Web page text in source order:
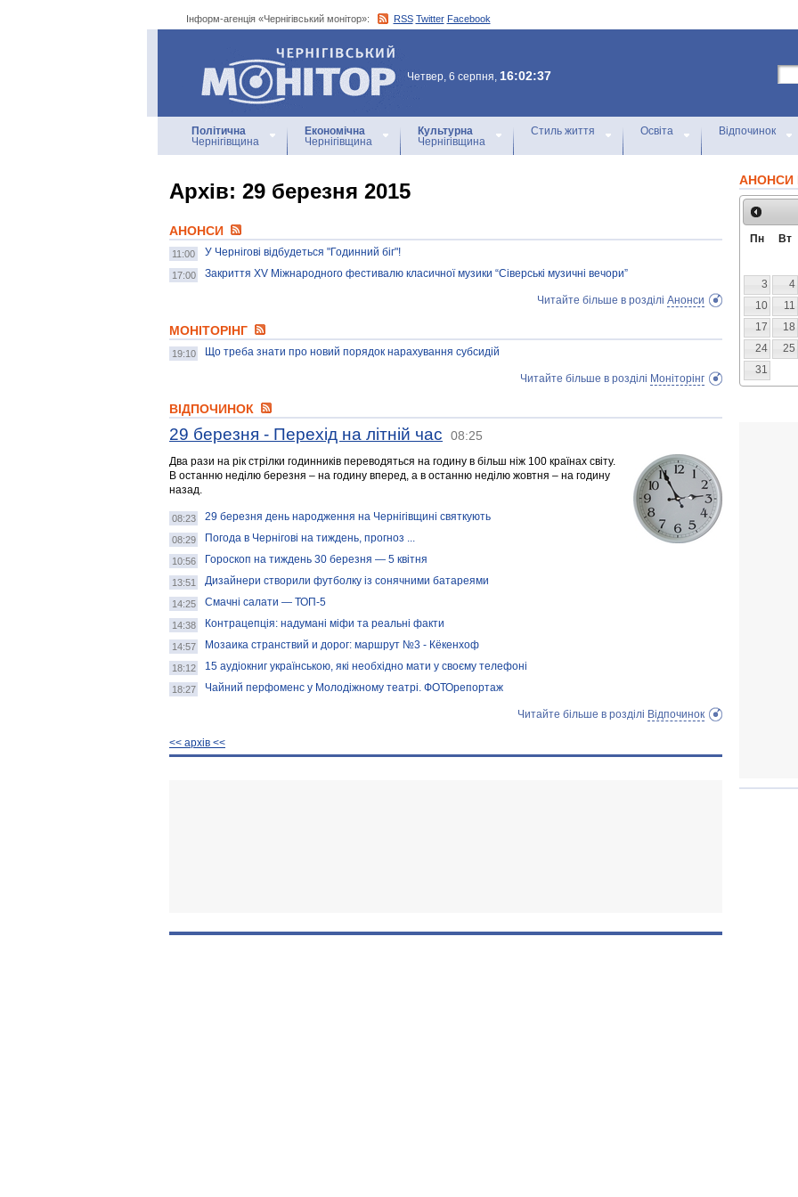
Інформ-агенція «Чернігівський монітор»: RSS Twitter Facebook
Інформ-агенція
«Чернігівський монітор»
Четвер, 6 серпня, 16:02:37
Політична
Чернігівщина
Економічна
Чернігівщина
Культурна
Чернігівщина
Стиль життя Освіта Відпочинок
Архiв: 29 березня 2015
АНОНСИ
11:00 У Чернігові відбудеться "Годинний біг"!
17:00 Закриття ХV Міжнародного фестивалю класичної музики “Сіверські музичні вечори”
Читайте більше в розділі Анонси
МОНІТОРІНГ
19:10 Що треба знати про новий порядок нарахування субсидій
Читайте більше в розділі Моніторінг
ВІДПОЧИНОК
29 березня - Перехід на літній час 08:25
Два рази на рік стрілки годинників переводяться на годину в більш ніж 100 країнах світу.
В останню неділю березня – на годину вперед, а в останню неділю жовтня – на годину
назад.
08:23 29 березня день народження на Чернігівщині святкують
08:29 Погода в Чернігові на тиждень, прогноз ...
10:56 Гороскоп на тиждень 30 березня — 5 квітня
13:51 Дизайнери створили футболку із сонячними батареями
14:25 Смачні салати — ТОП-5
14:38 Контрацепція: надумані міфи та реальні факти
14:57 Мозаика странствий и дорог: маршрут №3 - Кёкенхоф
18:12 15 аудіокниг українською, які необхідно мати у своєму телефоні
18:27 Чайний перфоменс у Молодіжному театрі. ФОТОрепортаж
Читайте більше в розділі Відпочинок
<< архiв <<
АНОНСИ
Пн Вт
3
4
10
11
17
18
24
25
31